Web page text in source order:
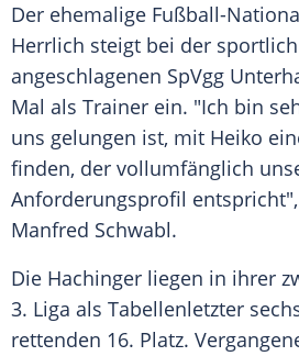
Der ehemalige Fußball-
Herrlich steigt bei der
angeschlagenen SpVgg
Mal als Trainer ein. "Ich bin
uns gelungen ist, mit Heiko
finden, der vollumfänglich
Anforderungsprofil
Manfred Schwabl.
Die Hachinger liegen in ihrer
3. Liga als Tabellenletzter
rettenden 16. Platz.